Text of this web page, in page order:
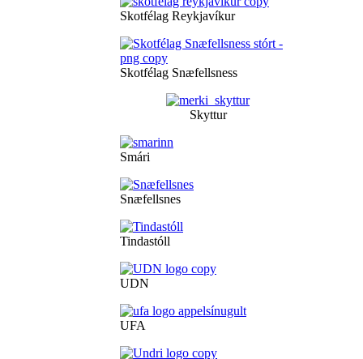
Skotfélag Reykjavíkur
Skotfélag Snæfellsness
Skyttur
Smári
Snæfellsnes
Tindastóll
UDN
UFA